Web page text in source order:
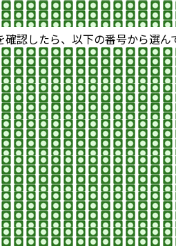
認したら、以下の番号から選ん